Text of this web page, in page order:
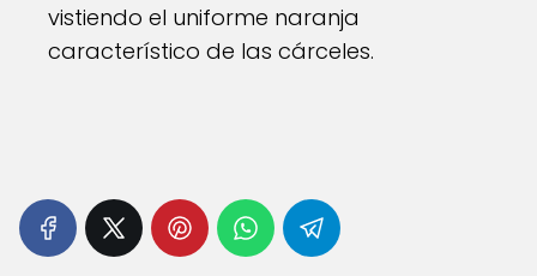
vistiendo el uniforme naranja
característico de las cárceles.